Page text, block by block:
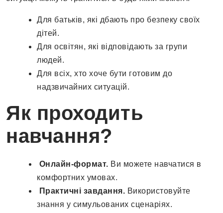
Для батьків, які дбають про безпеку своїх
дітей.
Для освітян, які відповідають за групи
людей.
Для всіх, хто хоче бути готовим до
надзвичайних ситуацій.
Як проходить
навчання?
Онлайн-формат. Ви можете навчатися в
комфортних умовах.
Практичні завдання. Використовуйте
знання у симульованих сценаріях.